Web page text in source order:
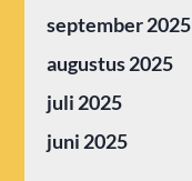
september 2025
augustus 2025
juli 2025
juni 2025